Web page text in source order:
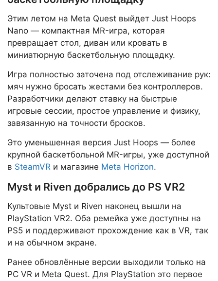
Этим летом на Meta Quest выйдет Just Hoops
Nano — компактная MR-игра, которая
превращает стол, диван или кровать в
миниатюрную баскетбольную площадку.
Игра полностью заточена под отслеживание рук:
мяч нужно бросать жестами без контроллеров.
Разработчики делают ставку на быстрые
игровые сессии, простое управление и физику,
завязанную на точности бросков.
Это уменьшенная версия Just Hoops — более
крупной баскетбольной MR-игры, уже доступной
в SteamVR и магазине Meta Horizon.
Myst и Riven добрались до PS VR2
Культовые Myst и Riven наконец вышли на
PlayStation VR2. Оба ремейка уже доступны на
PS5 и поддерживают прохождение как в VR, так
и на обычном экране.
Ранее обновлённые версии выходили только на
PC VR и Meta Quest. Для PlayStation это первое